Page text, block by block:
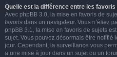
Quelle est la différence entre les
Avec phpBB 3.0, la mise en favoris de
favoris dans un navigateur. Vous n’étiez
phpBB 3.1, la mise en favoris de sujets
sujet. Vous pouvez désormais être notifié
jour. Cependant, la surveillance vous
a une mise à jour dans un sujet ou un